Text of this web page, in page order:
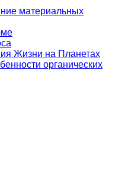
материальных
Жизни на Планетах
органических